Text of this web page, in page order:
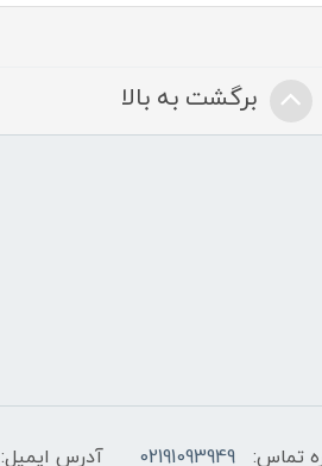
برگشت به بالا
تماس: 02191093949 آدرس ایمیل: